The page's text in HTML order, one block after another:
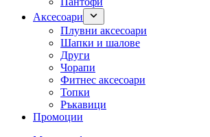
Аксесоари
Плувни аксесоари
Шапки и шалове
Други
Чорапи
Фитнес аксесоари
Топки
Ръкавици
Промоции